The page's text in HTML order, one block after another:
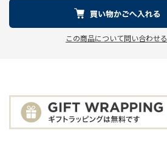
この商品について問い合わせる